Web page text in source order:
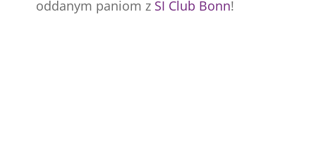
oddanym paniom z SI Club Bonn!